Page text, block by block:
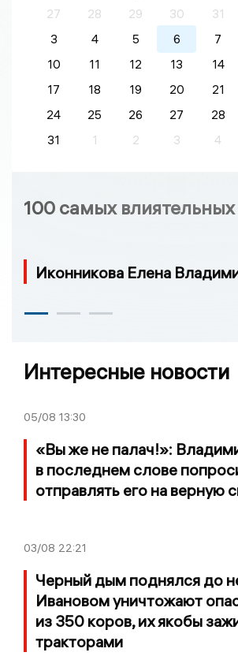
27
28 29 30 31
3
4 5 6 7
10
11 12 13 14
17
18 19 20 21
24
25 26 27 28
31
1 2 3 4
100 самых
Иконникова Елена
Интересные новости
05/08 13:30
«Вы же не палач!»:
в последнем слове
отправлять его на верную
03/08 22:21
Черный дым поднялся до
Ивановом уничтожают
из 350 коров, их якобы
тракторами